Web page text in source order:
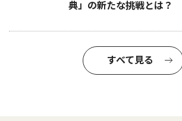
典」の新たな挑戦とは？
すべて見る